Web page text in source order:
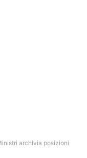
archivia posizioni